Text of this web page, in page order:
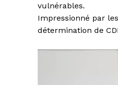
vulnérables.
Impressionné par
détermination de